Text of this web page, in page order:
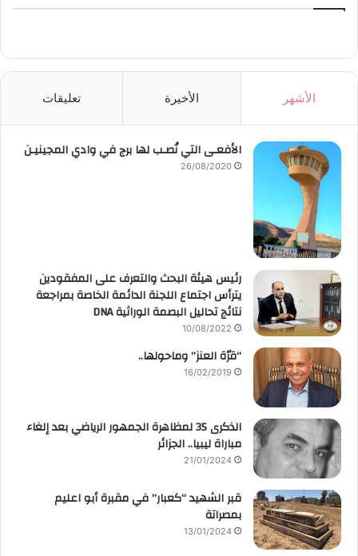
الأشهر الأخيرة تعليقات
الأفعـى التي نُصـب لها برج في وادي المجينيـن
26/08/2020
رئيس هيئة البحث والتعرف على المفقودين
يترأس اجتماع اللجنة الدائمة الخاصة بمراجعة
نتائج تحاليل البصمة الوراثية DNA
10/08/2022
“قرّة العنز” وماحولها..
16/02/2019
الذكرى 35 لمظاهرة الجمهور الرياضي بعد إلغاء
مباراة ليبيا.. الجزائر
21/01/2024
قبر الشهيد “كعبار” في مقبرة أبو اعليم
بمصراتة
13/01/2024